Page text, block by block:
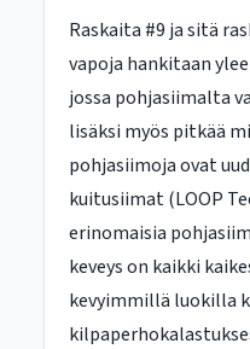
Raskaita #9 ja sitä
vapoja hankitaan
jossa pohjasiimalta
lisäksi myös pitkää
pohjasiimoja ovat
kuitusiimat (LOOP
erinomaisia
keveys on kaikki
kevyimmillä luokilla